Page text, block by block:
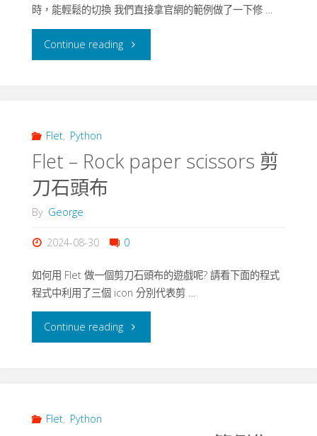
時，能輕鬆的切換 我們直接拿官網的範例做了一下修 …
Continue reading"Flet
頁"
Flet, Python
Flet – Rock paper scissors 剪
刀石頭布
By George
2024-08-30 0
如何用 Flet 做一個剪刀石頭布的遊戲呢? 請看下面的程式
程式中利用了三個 icon 分別代表剪 …
Continue reading"Flet
Flet, Python